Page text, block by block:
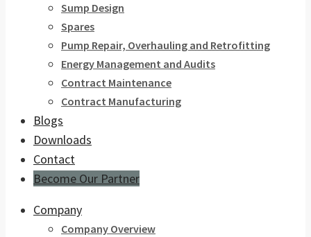
Sump Design
Spares
Pump Repair, Overhauling and Retrofitting
Energy Management and Audits
Contract Maintenance
Contract Manufacturing
Blogs
Downloads
Contact
Become Our Partner
Company
Company Overview